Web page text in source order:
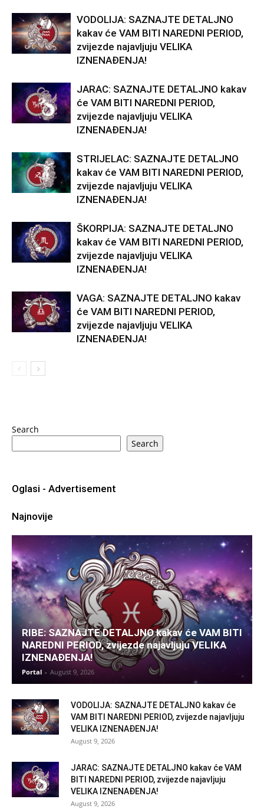
VODOLIJA: SAZNAJTE DETALJNO
kakav će VAM BITI NAREDNI PERIOD,
zvijezde najavljuju VELIKA
IZNENAĐENJA!
JARAC: SAZNAJTE DETALJNO kakav
će VAM BITI NAREDNI PERIOD,
zvijezde najavljuju VELIKA
IZNENAĐENJA!
STRIJELAC: SAZNAJTE DETALJNO
kakav će VAM BITI NAREDNI PERIOD,
zvijezde najavljuju VELIKA
IZNENAĐENJA!
ŠKORPIJA: SAZNAJTE DETALJNO
kakav će VAM BITI NAREDNI PERIOD,
zvijezde najavljuju VELIKA
IZNENAĐENJA!
VAGA: SAZNAJTE DETALJNO kakav
će VAM BITI NAREDNI PERIOD,
zvijezde najavljuju VELIKA
IZNENAĐENJA!
Search
Search
Oglasi - Advertisement
Najnovije
RIBE: SAZNAJTE DETALJNO kakav će VAM BITI
NAREDNI PERIOD, zvijezde najavljuju VELIKA
IZNENAĐENJA!
Portal - August 9, 2026
VODOLIJA: SAZNAJTE DETALJNO kakav će
VAM BITI NAREDNI PERIOD, zvijezde najavljuju
VELIKA IZNENAĐENJA!
August 9, 2026
JARAC: SAZNAJTE DETALJNO kakav će VAM
BITI NAREDNI PERIOD, zvijezde najavljuju
VELIKA IZNENAĐENJA!
August 9, 2026